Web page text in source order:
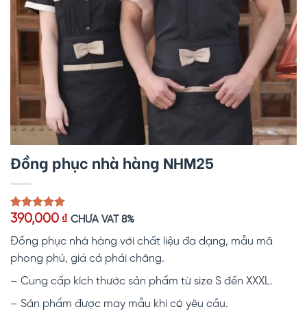
Đồng phục nhà hàng NHM25
5.00trên 5
1
đánh giá
390,000 ₫ CHƯA VAT 8%
Đồng phục nhà hàng với chất liệu đa dạng, mẫu mã
phong phú, giá cả phải chăng.
– Cung cấp kích thước sản phẩm từ size S đến XXXL.
– Sản phẩm được may mẫu khi có yêu cầu.